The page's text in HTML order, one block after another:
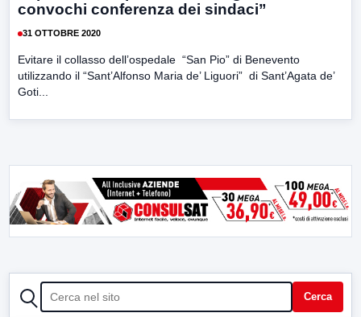
convochi conferenza dei sindaci”
31 OTTOBRE 2020
Evitare il collasso dell’ospedale “San Pio” di Benevento
utilizzando il “Sant’Alfonso Maria de’ Liguori” di Sant’Agata de’
Goti...
CERCA Cerca